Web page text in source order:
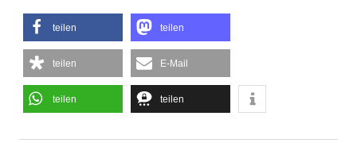
teilen teilen
teilen E-Mail
teilen teilen